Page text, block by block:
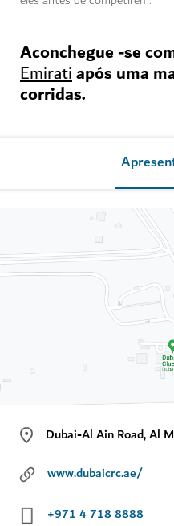
Aconchegue -se
Emiratiapós uma
corridas.
Dubai-Al Ain Road, Al
www.dubaicrc.ae/
+971 4 718 8888